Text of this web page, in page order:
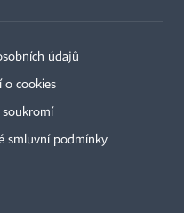
údajů
o cookies
soukromí
smluvní podmínky